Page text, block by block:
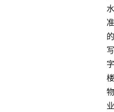
水
准
的
写
字
楼
物
业